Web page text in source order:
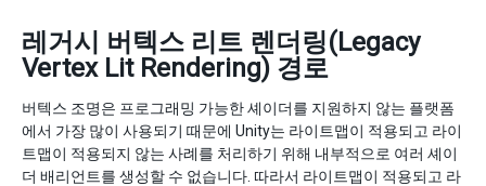
레거시 버텍스 리트 렌더링(Legacy
Vertex Lit Rendering) 경로
버텍스 조명은 프로그래밍 가능한 셰이더를 지원하지 않는 플랫폼
에서 가장 많이 사용되기 때문에 Unity는 라이트맵이 적용되고 라이
트맵이 적용되지 않는 사례를 처리하기 위해 내부적으로 여러 셰이
더 배리언트를 생성할 수 없습니다. 따라서 라이트맵이 적용되고 라